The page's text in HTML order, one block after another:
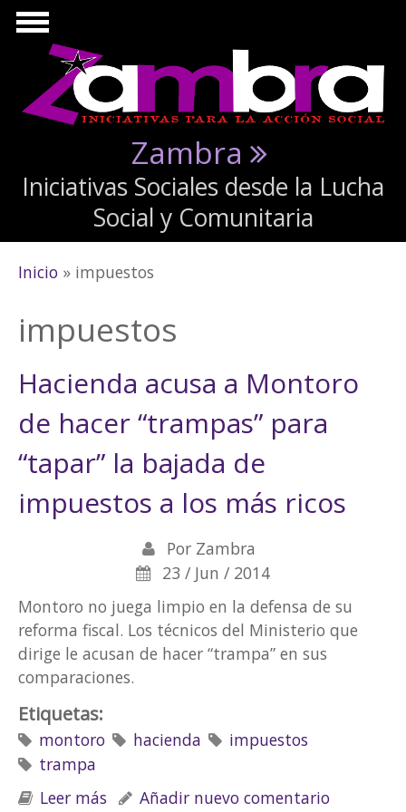
Pasar al contenido principal
Zambra
Iniciativas Sociales desde la Lucha
Social y Comunitaria
Se encuentra usted aquí
Inicio » impuestos
impuestos
Hacienda acusa a Montoro
de hacer “trampas” para
“tapar” la bajada de
impuestos a los más ricos
Por Zambra
23 / Jun / 2014
Montoro no juega limpio en la defensa de su
reforma fiscal. Los técnicos del Ministerio que
dirige le acusan de hacer “trampa” en sus
comparaciones.
Etiquetas:
montoro hacienda
impuestos
trampa
Leer más sobre Hacienda acusa a Montoro de
Añadir nuevo comentario